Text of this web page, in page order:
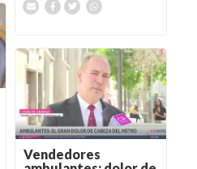
Vendedores